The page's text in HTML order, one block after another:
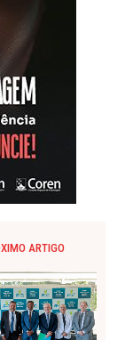
ARTIGO